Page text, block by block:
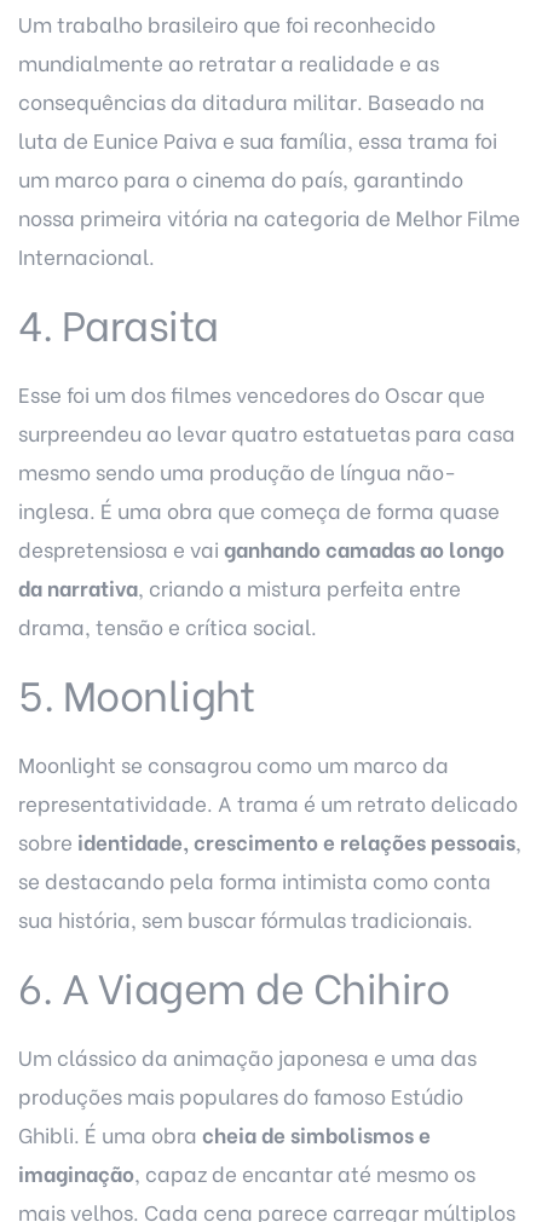
Um trabalho brasileiro que foi reconhecido
mundialmente ao retratar a realidade e as
consequências da ditadura militar. Baseado na
luta de Eunice Paiva e sua família, essa trama foi
um marco para o cinema do país, garantindo
nossa primeira vitória na categoria de Melhor Filme
Internacional.
4. Parasita
Esse foi um dos filmes vencedores do Oscar que
surpreendeu ao levar quatro estatuetas para casa
mesmo sendo uma produção de língua não-
inglesa. É uma obra que começa de forma quase
despretensiosa e vai ganhando camadas ao longo
da narrativa, criando a mistura perfeita entre
drama, tensão e crítica social.
5. Moonlight
Moonlight se consagrou como um marco da
representatividade. A trama é um retrato delicado
sobre identidade, crescimento e relações pessoais,
se destacando pela forma intimista como conta
sua história, sem buscar fórmulas tradicionais.
6. A Viagem de Chihiro
Um clássico da animação japonesa e uma das
produções mais populares do famoso Estúdio
Ghibli. É uma obra cheia de simbolismos e
imaginação, capaz de encantar até mesmo os
mais velhos. Cada cena parece carregar múltiplos